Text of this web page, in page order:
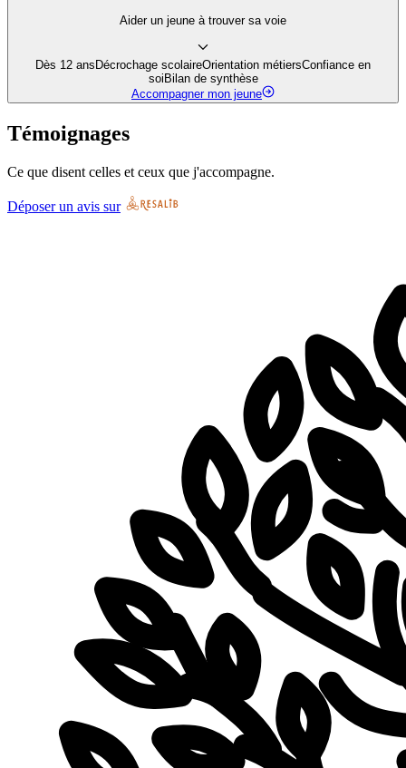
Aider un jeune à trouver sa voie
Dès 12 ans Décrochage scolaireOrientation métiersConfiance en
soi Bilan de synthèse
Accompagner mon jeune
Témoignages
Ce que disent celles et ceux que j'accompagne.
Déposer un avis sur